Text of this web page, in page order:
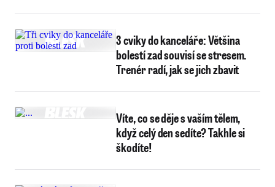
3 cviky do kanceláře: Většina
bolestí zad souvisí se stresem.
Trenér radí, jak se jich zbavit
Víte, co se děje s vaším tělem,
když celý den sedíte? Takhle si
škodíte!